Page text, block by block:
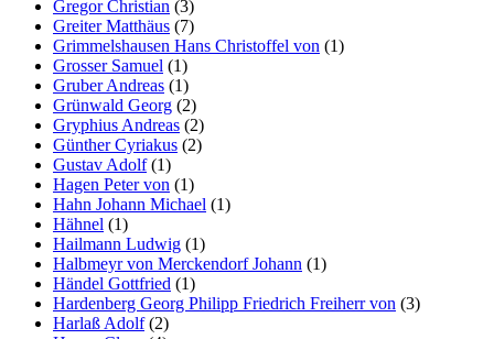
Gregor Christian (3)
Greiter Matthäus (7)
Grimmelshausen Hans Christoffel von (1)
Grosser Samuel (1)
Gruber Andreas (1)
Grünwald Georg (2)
Gryphius Andreas (2)
Günther Cyriakus (2)
Gustav Adolf(1)
Hagen Peter von (1)
Hahn Johann Michael (1)
Hähnel (1)
Hailmann Ludwig (1)
Halbmeyr von Merckendorf Johann (1)
Händel Gottfried (1)
Hardenberg Georg Philipp Friedrich Freiherr von (3)
Harlaß Adolf(2)